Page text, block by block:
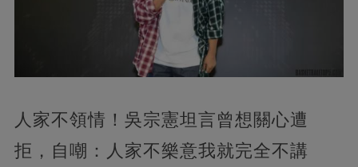
人家不領情！吳宗憲坦言曾想關心遭
拒，自嘲：人家不樂意我就完全不講